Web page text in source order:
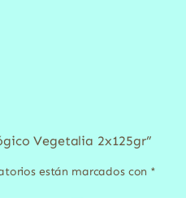
Vegetalia 2x125gr”
están marcados con *